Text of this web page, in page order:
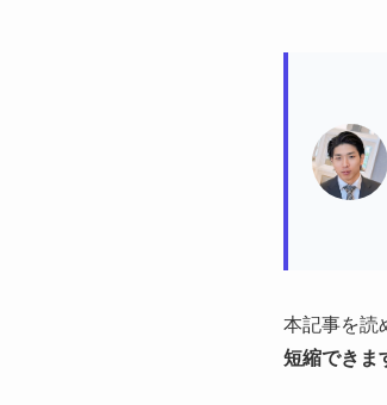
本記事を読
短縮できま